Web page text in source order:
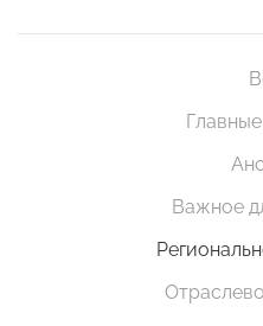
Важное